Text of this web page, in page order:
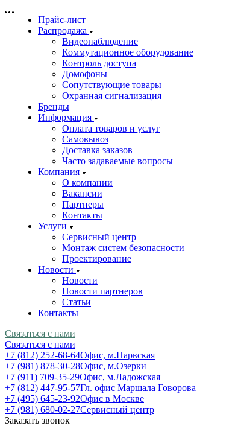
Прайс-лист
Распродажа
Видеонаблюдение
Коммутационное оборудование
Контроль доступа
Домофоны
Сопутствующие товары
Охранная сигнализация
Бренды
Информация
Оплата товаров и услуг
Самовывоз
Доставка заказов
Часто задаваемые вопросы
Компания
О компании
Вакансии
Партнеры
Контакты
Услуги
Сервисный центр
Монтаж систем безопасности
Проектирование
Новости
Новости
Новости партнеров
Статьи
Контакты
Связаться с нами
Связаться с нами
+7 (812) 252-68-64Офис, м.Нарвская
+7 (981) 878-30-28Офис, м.Озерки
+7 (911) 709-35-29Офис, м.Ладожская
+7 (812) 447-95-57Гл. офис Маршала Говорова
+7 (495) 645-23-92Офис в Москве
+7 (981) 680-02-27Сервисный центр
Заказать звонок